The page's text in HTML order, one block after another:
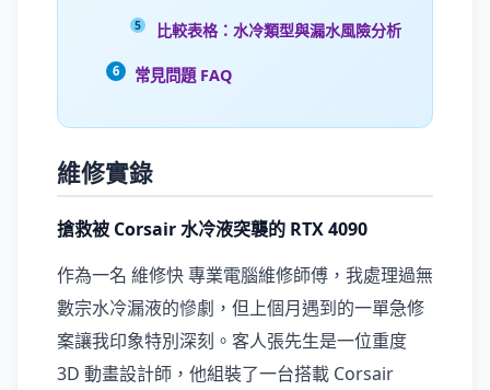
比較表格：水冷類型與漏水風險分析
常見問題 FAQ
維修實錄
搶救被 Corsair 水冷液突襲的 RTX 4090
作為一名 維修快 專業電腦維修師傅，我處理過無
數宗水冷漏液的慘劇，但上個月遇到的一單急修
案讓我印象特別深刻。客人張先生是一位重度
3D 動畫設計師，他組裝了一台搭載 Corsair